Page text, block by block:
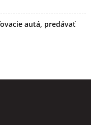
autá, predávať